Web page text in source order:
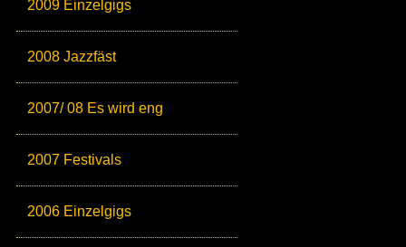
2009 Einzelgigs
2008 Jazzfäst
2007/ 08 Es wird eng
2007 Festivals
2006 Einzelgigs